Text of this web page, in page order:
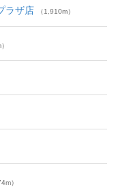
ラザ店 （1,910m）
）